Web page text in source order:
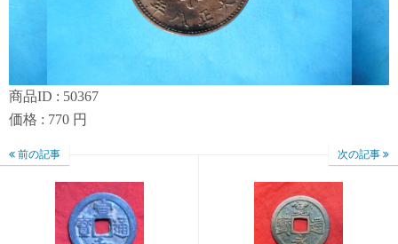
商品ID : 50367
価格 : 770 円
前の記事 次の記事